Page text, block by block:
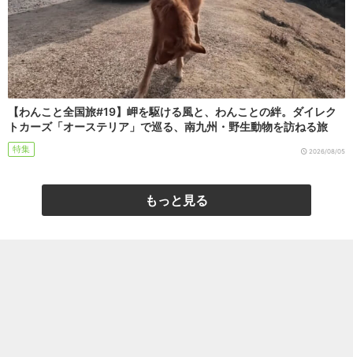
【わんこと全国旅#19】岬を駆ける風と、わんことの絆。ダイレク
トカーズ「オーステリア」で巡る、南九州・野生動物を訪ねる旅
特集 2026/08/05
もっと見る